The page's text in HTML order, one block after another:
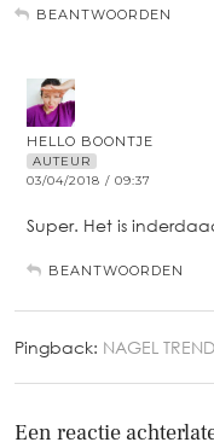
BEANTWOORDEN
HELLO BOONTJE
AUTEUR
03/04/2018 / 09:37
Super. Het is
BEANTWOORDEN
Pingback: NAGEL
Een reactie